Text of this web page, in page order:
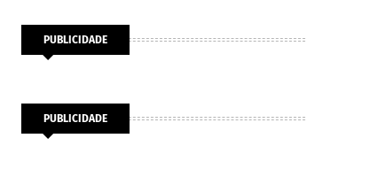
PUBLICIDADE
PUBLICIDADE